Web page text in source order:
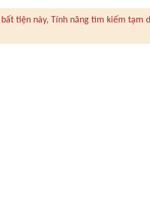
tiện này, Tính năng tìm kiếm